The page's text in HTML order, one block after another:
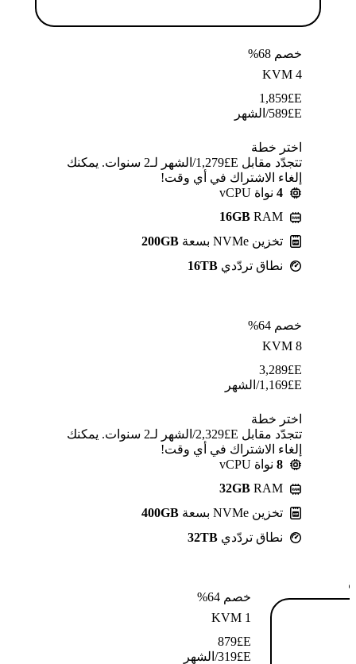
خصم 68%
KVM 4
E£
1,859
E£
589/الشهر
اختر خطة
تتجدّد مقابل E£⁦1,279⁩/الشهر لـ2 سنوات. يمكنك
إلغاء الاشتراك في أي وقت!
4 نواة vCPU
16GB RAM
تخزين NVMe بسعة
200GB
نطاق تردّدي 16TB
خصم 64%
KVM 8
E£
3,289
E£
1,169/الشهر
اختر خطة
تتجدّد مقابل E£⁦2,329⁩/الشهر لـ2 سنوات. يمكنك
إلغاء الاشتراك في أي وقت!
8 نواة vCPU
32GB RAM
تخزين NVMe بسعة
400GB
نطاق تردّدي 32TB
خصم 64%
KVM 1
E£
879
E£
319/الشهر